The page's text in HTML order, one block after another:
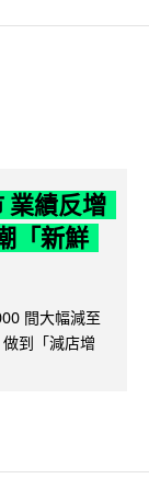
業績反增
「新鮮
間大幅減至
到「減店增